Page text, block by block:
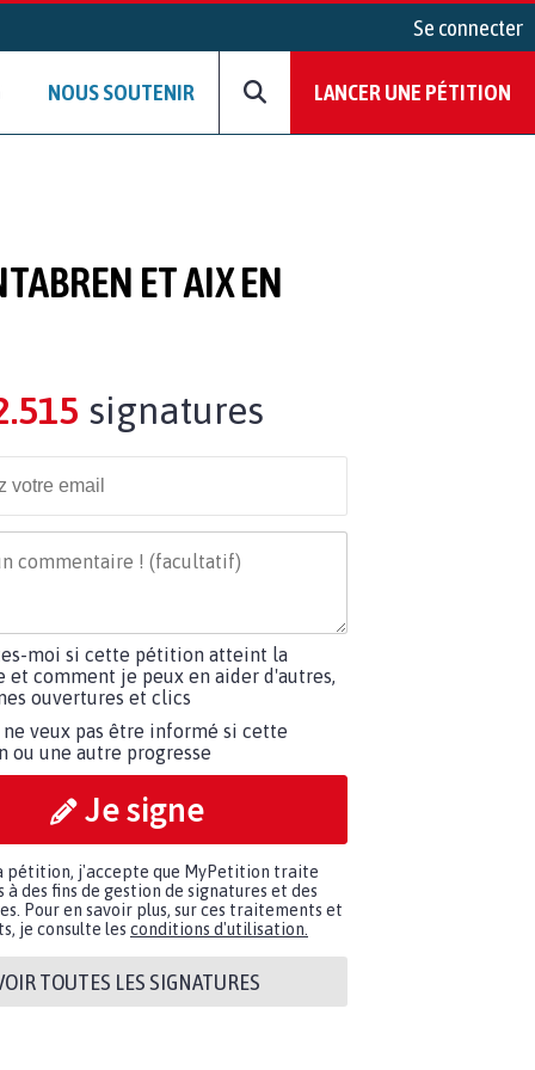
Se connecter
NOUS SOUTENIR LANCER UNE PÉTITION
ET AIX EN
signatures
moi si cette pétition atteint la
et comment je peux en aider d'autres,
ouvertures et clics
ne veux pas être informé si cette
ou une autre progresse
Je signe
pétition, j'accepte que MyPetition traite
à des fins de gestion de signatures et des
Pour en savoir plus, sur ces traitements et
je consulte les conditions d'utilisation.
TOUTES LES SIGNATURES